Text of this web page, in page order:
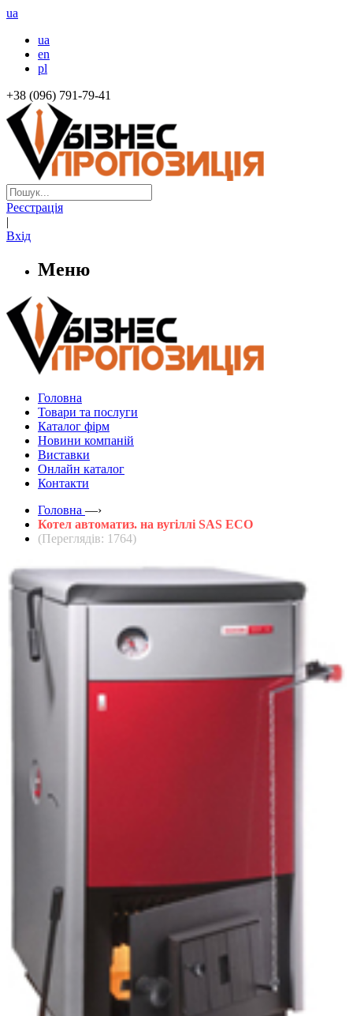
ua
ua
en
pl
+38 (096) 791-79-41
Реєстрація
|
Вхід
Меню
Головна
Товари та послуги
Каталог фірм
Новини компаній
Виставки
Онлайн каталог
Контакти
Головна —›
Котел автоматиз. на вугіллі SAS ECO
(Переглядів: 1764)